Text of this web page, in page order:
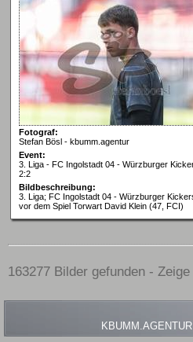
Fotograf:
Stefan Bösl - kbumm.agentur
Event:
3. Liga - FC Ingolstadt 04 - Würzburger
2:2
Bildbeschreibung:
3. Liga; FC Ingolstadt 04 - Würzburger
vor dem Spiel Torwart David Klein (47, FCI)
163277 Bilder gefunden -